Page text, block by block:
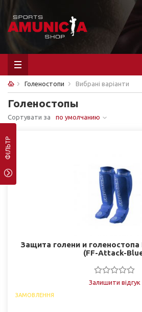
Голеностопи Вибрані варіанти
Голеностопы
Сортувати за по умолчанию
ФІЛЬТР
Защита голени и
(FF-Attack-
Залишити відгук
ЗАМОВЛЕННЯ